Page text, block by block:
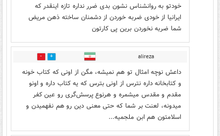
خودتو به روانشناس نشون بدی ضرر نداره تازه اینقدر که
ایرانیا از خودی ضربه خوردن از دشمنان ساخته ذهن مریض
شما ضربه نخوردن برین پی کارتون
alireza
8
داعش نوچه امثال تو هم نمیشه، مگن از اونی که کتاب خونه
و کتابخانه داره نترس از اونی بترس که یه کتاب داره و اونو
مقدم و مقدس میشمره و هرنوع پرسش‌گری رو عین کفر
میدونه، لعنت بر شما که حتی معنی دین رو هم نفهمیدن و
اسلامتون هم ابن ملجمیه...